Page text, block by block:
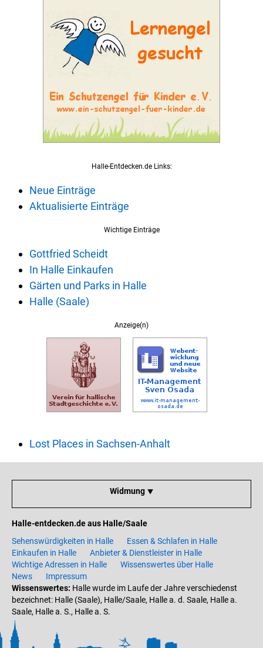
Halle-Entdecken.de Links:
Neue Einträge
Aktualisierte Einträge
Wichtige Einträge
Gottfried Scheidt
In Halle Einkaufen
Gärten und Parks in Halle
Halle (Saale)
Anzeige(n)
Lost Places in Sachsen-Anhalt
Widmung ⯆
Halle-entdecken.de aus Halle/Saale
Sehenswürdigkeiten in Halle
Essen & Schlafen in Halle
Einkaufen in Halle
Anbieter & Dienstleister in Halle
Wichtige Adressen in Halle
Wissenswertes über Halle
News
Impressum
Wissenswertes: Halle wurde im Laufe der Jahre verschiedenst
bezeichnet: Halle (Saale), Halle/Saale, Halle a. d. Saale, Halle a.
Saale, Halle a. S., Halle a. S.